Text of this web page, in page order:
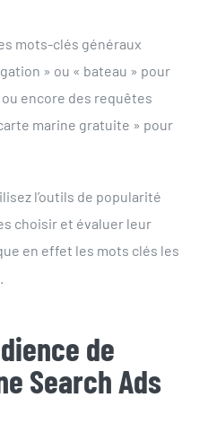
mots-clés généraux
» ou « bateau » pour
encore des requêtes
marine gratuite » pour
l’outils de popularité
choisir et évaluer leur
en effet les mots clés les
de
Search Ads